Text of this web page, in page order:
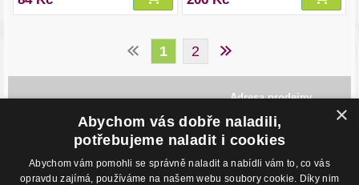
1 2
Adresa prodejny
Havlíčkovo Nábřeží 28,
702 00, Ostrava
Česká Republika
Kontakty O nákupu
×
Abychom vás dobře naladili,
potřebujeme naladit i cookies
Abychom vám pomohli se správně naladit a nabídli vám to, co vás
opravdu zajímá, používáme na našem webu soubory cookie. Díky nim